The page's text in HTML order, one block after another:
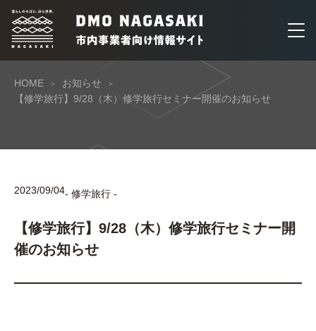
HOME
お知らせ
【修学旅行】9/28（木）修学旅行セミナー開催のお知らせ
2023/09/04- 修学旅行 -
【修学旅行】9/28（木）修学旅行セミナー開
催のお知らせ